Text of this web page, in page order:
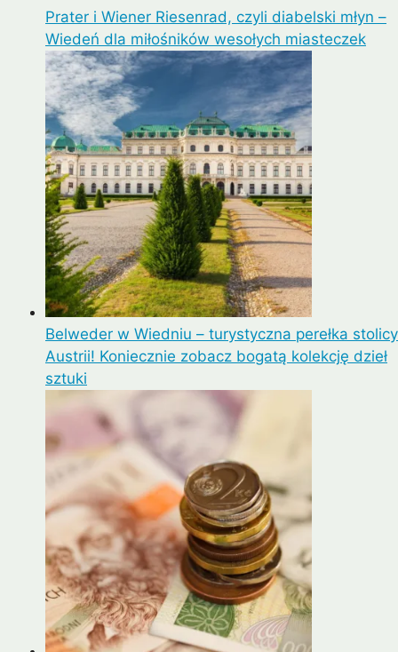
Prater i Wiener Riesenrad, czyli diabelski młyn –
Wiedeń dla miłośników wesołych miasteczek
Belweder w Wiedniu – turystyczna perełka stolicy
Austrii! Koniecznie zobacz bogatą kolekcję dzieł
sztuki